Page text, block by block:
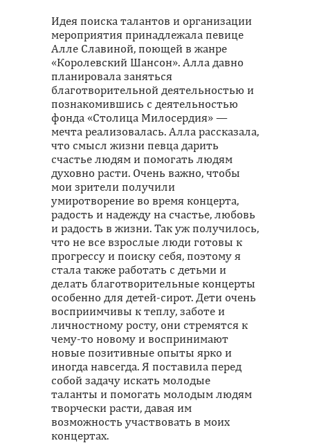
Идея поиска талантов и организации
мероприятия принадлежала певице
Алле Славиной, поющей в жанре
«Королевский Шансон». Алла давно
планировала заняться
благотворительной деятельностью и
познакомившись с деятельностью
фонда «Столица Милосердия» —
мечта реализовалась. Алла рассказала,
что смысл жизни певца дарить
счастье людям и помогать людям
духовно расти. Очень важно, чтобы
мои зрители получили
умиротворение во время концерта,
радость и надежду на счастье, любовь
и радость в жизни. Так уж получилось,
что не все взрослые люди готовы к
прогрессу и поиску себя, поэтому я
стала также работать с детьми и
делать благотворительные концерты
особенно для детей-сирот. Дети очень
восприимчивы к теплу, заботе и
личностному росту, они стремятся к
чему-то новому и воспринимают
новые позитивные опыты ярко и
иногда навсегда. Я поставила перед
собой задачу искать молодые
таланты и помогать молодым людям
творчески расти, давая им
возможность участвовать в моих
концертах.